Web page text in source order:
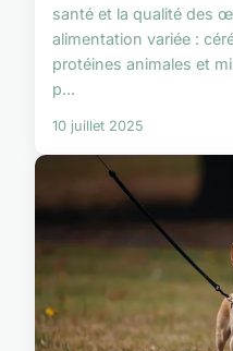
santé et la qualité des
alimentation variée :
protéines animales et
p...
10 juillet 2025